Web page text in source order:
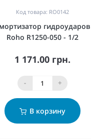
Код товара: RO0142
гидроударов
Roho R1250-050 - 1/2
1 171.00 грн.
- +
В корзину